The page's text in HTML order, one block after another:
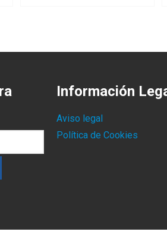
Información
Aviso legal
Política de Cookies